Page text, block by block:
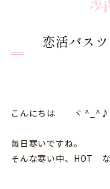
ご成婚までのプロセス
相談所概要
お問い合わせ・プロ
恋活バス
こんにちは ヾ ^_^♪
毎日寒いですね。
そんな寒い中、HOT な